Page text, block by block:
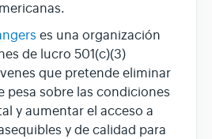
es una organización
de lucro 501(c)(3)
que pretende eliminar
pesa sobre las condiciones
y aumentar el acceso a
y de calidad para